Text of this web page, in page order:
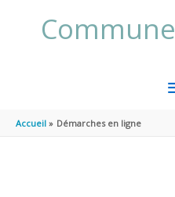
Accueil Démarches en ligne